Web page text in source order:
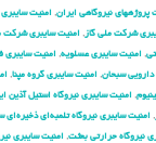
نیروگاهی ایران, امنیت
شرکت ملی گاز , امنیت سایبری
, امنیت سایبری عسلویه, امنیت سایبری
دارویی سبحان, امنیت سایبری گروه مپنا,
, امنیت سایبری نیروگاه استیل آذین
, امنیت سایبری نیروگاه تلمبه‌ای ذخیره‌ای
نیروگاه حرارتی بعثت, امنیت سایبری